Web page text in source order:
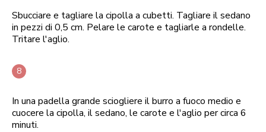
Sbucciare e tagliare la cipolla a cubetti. Tagliare il sedano
in pezzi di 0,5 cm. Pelare le carote e tagliarle a rondelle.
Tritare l'aglio.
In una padella grande sciogliere il burro a fuoco medio e
cuocere la cipolla, il sedano, le carote e l'aglio per circa 6
minuti.